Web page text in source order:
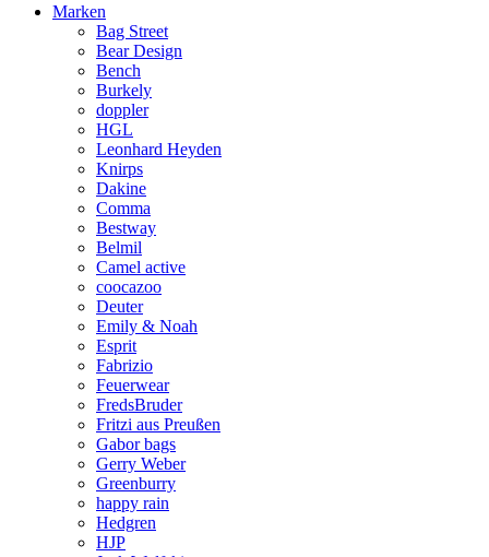
Marken
Bag Street
Bear Design
Bench
Burkely
doppler
HGL
Leonhard Heyden
Knirps
Dakine
Comma
Bestway
Belmil
Camel active
coocazoo
Deuter
Emily & Noah
Esprit
Fabrizio
Feuerwear
FredsBruder
Fritzi aus Preußen
Gabor bags
Gerry Weber
Greenburry
happy rain
Hedgren
HJP